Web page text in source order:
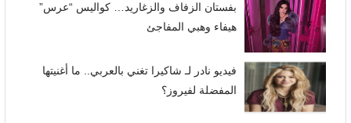
بفستان الزفاف والزغاريد… كواليس “عرس”
هيفاء وهبي المفاجئ
فيديو نادر لـ شاكيرا تغني بالعربي.. ما أغنيتها
المفضلة لفيروز؟